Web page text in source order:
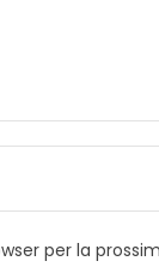
per la